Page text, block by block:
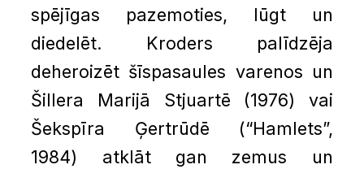
spējīgas pazemoties, lūgt un
diedelēt. Kroders palīdzēja
deheroizēt šīspasaules varenos un
Šillera Marijā Stjuartē (1976) vai
Šekspīra Ģertrūdē (“Hamlets”,
1984) atklāt gan zemus un